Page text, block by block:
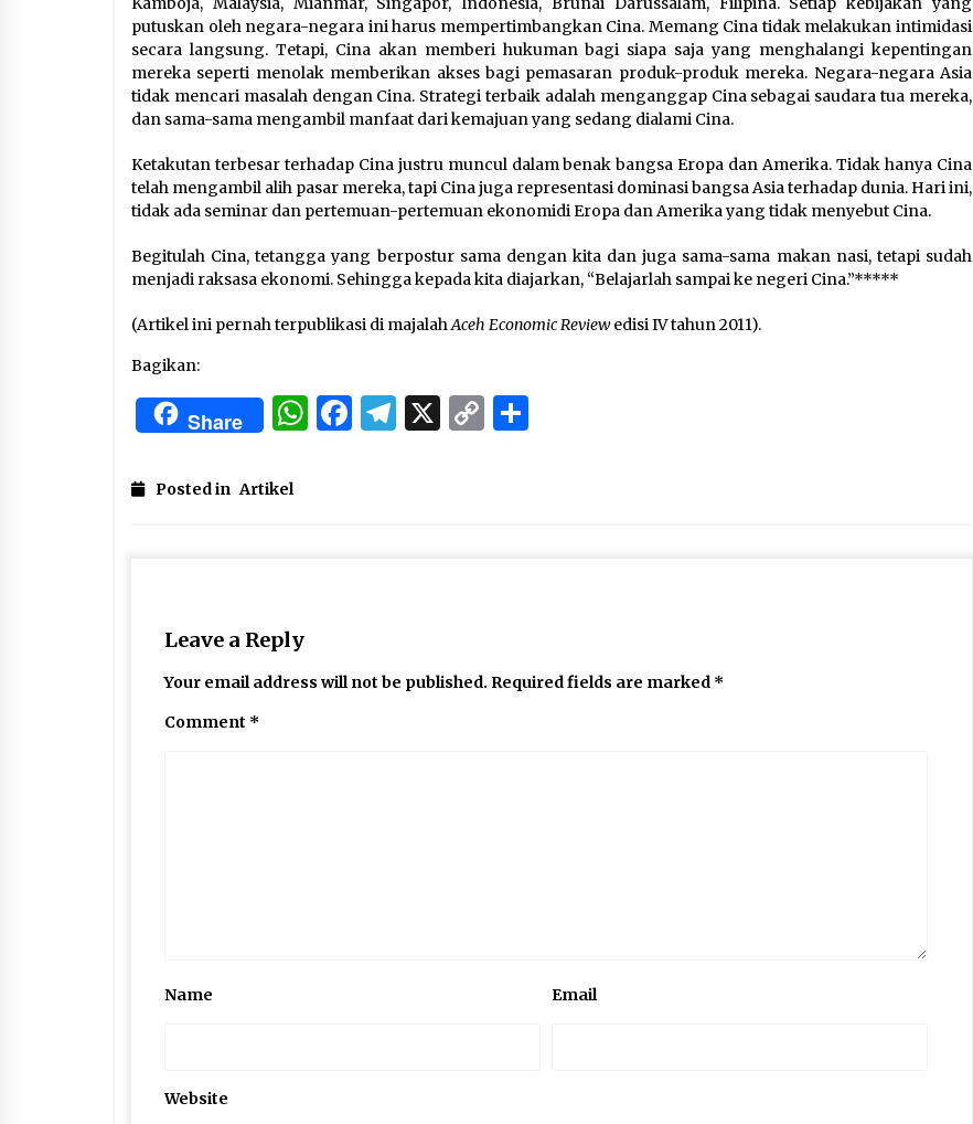
putuskan oleh negara-negara ini harus mempertimbangkan Cina. Memang Cina tidak melakukan intimidasi
secara langsung. Tetapi, Cina akan memberi hukuman bagi siapa saja yang menghalangi kepentingan
mereka seperti menolak memberikan akses bagi pemasaran produk-produk mereka. Negara-negara Asia
tidak mencari masalah dengan Cina. Strategi terbaik adalah menganggap Cina sebagai saudara tua mereka,
dan sama-sama mengambil manfaat dari kemajuan yang sedang dialami Cina.
Ketakutan terbesar terhadap Cina justru muncul dalam benak bangsa Eropa dan Amerika. Tidak hanya Cina
telah mengambil alih pasar mereka, tapi Cina juga representasi dominasi bangsa Asia terhadap dunia. Hari ini,
tidak ada seminar dan pertemuan-pertemuan ekonomidi Eropa dan Amerika yang tidak menyebut Cina.
Begitulah Cina, tetangga yang berpostur sama dengan kita dan juga sama-sama makan nasi, tetapi sudah
menjadi raksasa ekonomi. Sehingga kepada kita diajarkan, “Belajarlah sampai ke negeri Cina.”*****
(Artikel ini pernah terpublikasi di majalah Aceh Economic Reviewedisi IV tahun 2011).
Bagikan:
Share WhatsApp
Facebook
Telegram
X Copy
Posted in Artikel
Leave a Reply
Your email address will not be published. Required fields are marked *
Comment *
Name Email
Website